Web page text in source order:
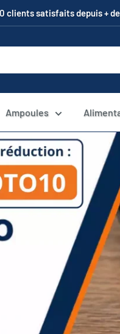
clients satisfaits depuis +
Ampoules